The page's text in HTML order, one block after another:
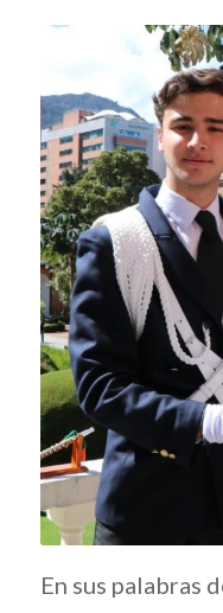
En sus palabras